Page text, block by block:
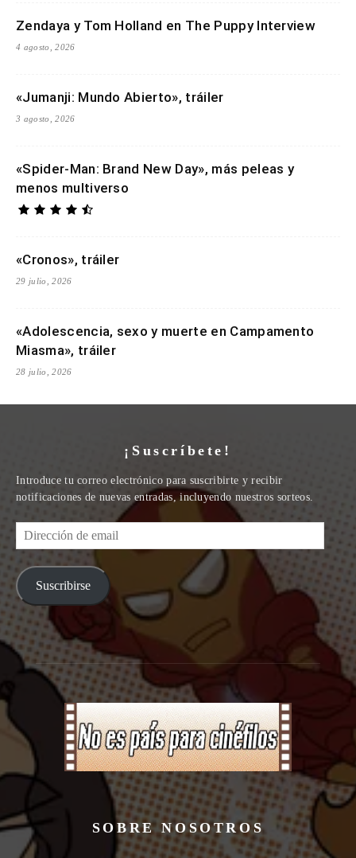
Zendaya y Tom Holland en The Puppy Interview
4 agosto, 2026
«Jumanji: Mundo Abierto», tráiler
3 agosto, 2026
«Spider-Man: Brand New Day», más peleas y
menos multiverso
«Cronos», tráiler
29 julio, 2026
«Adolescencia, sexo y muerte en Campamento
Miasma», tráiler
28 julio, 2026
¡Suscríbete!
Introduce tu correo electrónico para suscribirte y recibir
notificaciones de nuevas entradas, incluyendo nuestros sorteos.
Dirección
de
email
Suscribirse
SOBRE NOSOTROS